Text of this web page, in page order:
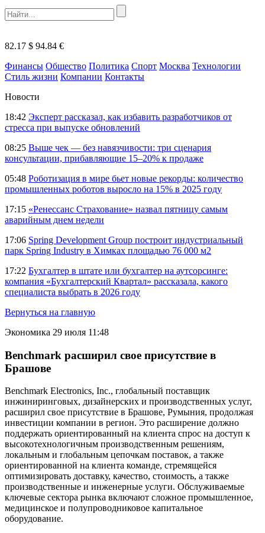
82.17 $ 94.84 €
Финансы Общество Политика Спорт Москва Технологии
Стиль жизни Компании Контакты
Новости
18:42 Эксперт рассказал, как избавить разработчиков от
стресса при выпуске обновлений
08:25 Выше чек — без навязчивости: три сценария
консультации, прибавляющие 15–20% к продаже
05:48 Роботизация в мире бьет новые рекорды: количество
промышленных роботов выросло на 15% в 2025 году
17:15 «Ренессанс Страхование» назвал пятницу самым
аварийным днем недели
17:06 Spring Development Group построит индустриальный
парк Spring Industry в Химках площадью 76 000 м2
17:22 Бухгалтер в штате или бухгалтер на аутсорсинге:
компания «Бухгалтерский Квартал» рассказала, какого
специалиста выбрать в 2026 году
Вернуться на главную
Экономика 29 июля 11:48
Benchmark расширил свое присутствие в
Брашове
Benchmark Electronics, Inc., глобальный поставщик
инжиниринговых, дизайнерских и производственных услуг,
расширил свое присутствие в Брашове, Румыния, продолжая
инвестиции компании в регион. Это расширение должно
поддержать ориентированный на клиента спрос на доступ к
высокотехнологичным производственным решениям,
локальным и глобальным цепочкам поставок, а также
ориентированной на клиента команде, стремящейся
оптимизировать доставку, качество, стоимость, а также
производственные и инженерные услуги. Обслуживаемые
ключевые сектора рынка включают сложное промышленное,
медицинское и полупроводниковое капитальное
оборудование.